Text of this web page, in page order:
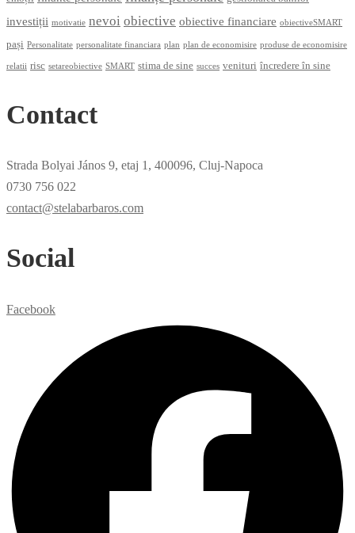
investiții motivatie nevoi obiective obiective financiare obiectiveSMART
pași Personalitate personalitate financiara plan plan de economisire produse de economisire
relatii risc setareobiective SMART stima de sine succes venituri încredere în sine
Contact
Strada Bolyai János 9, etaj 1, 400096, Cluj-Napoca
0730 756 022
contact@stelabarbaros.com
Social
Facebook